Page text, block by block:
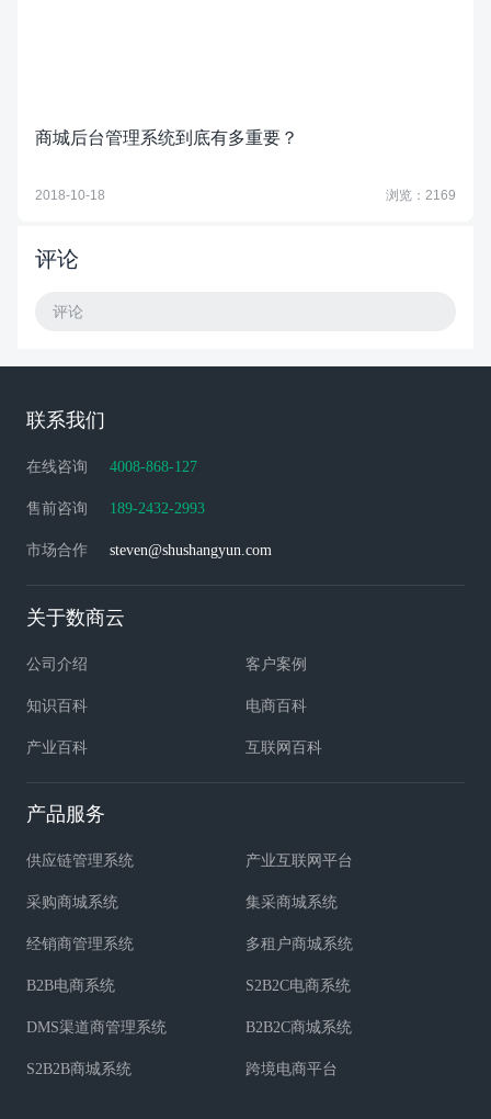
商城后台管理系统到底有多重要？
2018-10-18 浏览：2169
评论
评论
联系我们
在线咨询 4008-868-127
售前咨询 189-2432-2993
市场合作 steven@shushangyun.com
关于数商云
公司介绍 客户案例
知识百科 电商百科
产业百科 互联网百科
产品服务
供应链管理系统 产业互联网平台
采购商城系统 集采商城系统
经销商管理系统 多租户商城系统
B2B电商系统 S2B2C电商系统
DMS渠道商管理系统 B2B2C商城系统
S2B2B商城系统 跨境电商平台